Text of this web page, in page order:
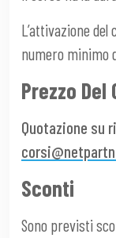
L’attivazione
numero minimo
Prezzo Del
Quotazione su
Sconti
Sono previsti